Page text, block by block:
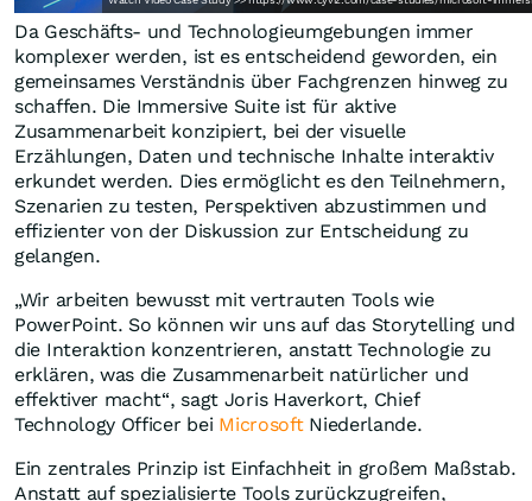
Da Geschäfts- und Technologieumgebungen immer
komplexer werden, ist es entscheidend geworden, ein
gemeinsames Verständnis über Fachgrenzen hinweg zu
schaffen. Die Immersive Suite ist für aktive
Zusammenarbeit konzipiert, bei der visuelle
Erzählungen, Daten und technische Inhalte interaktiv
erkundet werden. Dies ermöglicht es den Teilnehmern,
Szenarien zu testen, Perspektiven abzustimmen und
effizienter von der Diskussion zur Entscheidung zu
gelangen.
„Wir arbeiten bewusst mit vertrauten Tools wie
PowerPoint. So können wir uns auf das Storytelling und
die Interaktion konzentrieren, anstatt Technologie zu
erklären, was die Zusammenarbeit natürlicher und
effektiver macht“, sagt Joris Haverkort, Chief
Technology Officer bei MicrosoftNiederlande.
Ein zentrales Prinzip ist Einfachheit in großem Maßstab.
Anstatt auf spezialisierte Tools zurückzugreifen,